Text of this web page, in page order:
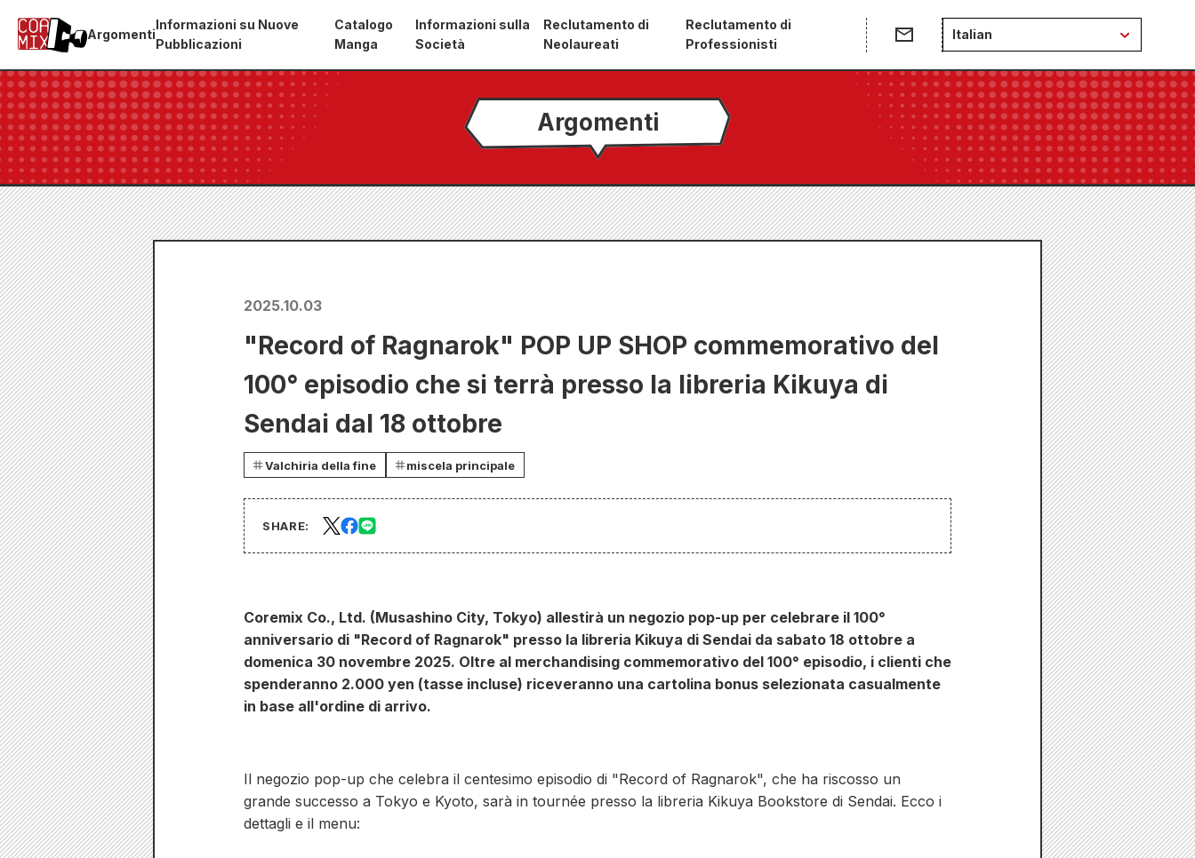
Argomenti
Informazioni su Nuove
Pubblicazioni
Catalogo
Manga
Informazioni sulla
Società
Reclutamento di
Neolaureati
Reclutamento di
Professionisti
Italian
Argomenti
2025.10.03
"Record of Ragnarok" POP UP SHOP commemorativo del
100° episodio che si terrà presso la libreria Kikuya di
Sendai dal 18 ottobre
Valchiria della fine miscela principale
SHARE:
Coremix Co., Ltd. (Musashino City, Tokyo) allestirà un negozio pop-up per celebrare il 100°
anniversario di "Record of Ragnarok" presso la libreria Kikuya di Sendai da sabato 18 ottobre a
domenica 30 novembre 2025. Oltre al merchandising commemorativo del 100° episodio, i clienti che
spenderanno 2.000 yen (tasse incluse) riceveranno una cartolina bonus selezionata casualmente
in base all'ordine di arrivo.
Il negozio pop-up che celebra il centesimo episodio di "Record of Ragnarok", che ha riscosso un
grande successo a Tokyo e Kyoto, sarà in tournée presso la libreria Kikuya Bookstore di Sendai. Ecco i
dettagli e il menu: